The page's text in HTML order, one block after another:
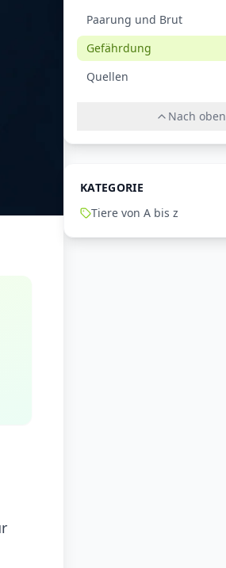
Paarung und Brut
Gefährdung
Quellen
Nach oben
KATEGORIE
Tiere von A bis z